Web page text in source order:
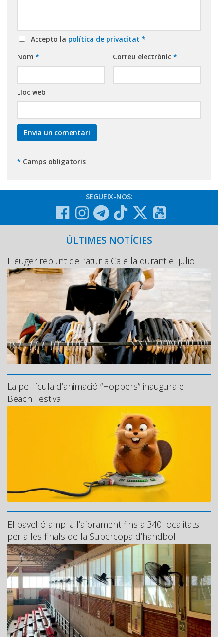
Accepto la política de privacitat *
Nom * Correu electrònic *
Lloc web
* Camps obligatoris
SEGUEIX-NOS:
ÚLTIMES NOTÍCIES
Lleuger repunt de l’atur a Calella durant el juliol
La pel·lícula d’animació “Hoppers” inaugura el
Beach Festival
El pavelló amplia l’aforament fins a 340 localitats
per a les finals de la Supercopa d’handbol